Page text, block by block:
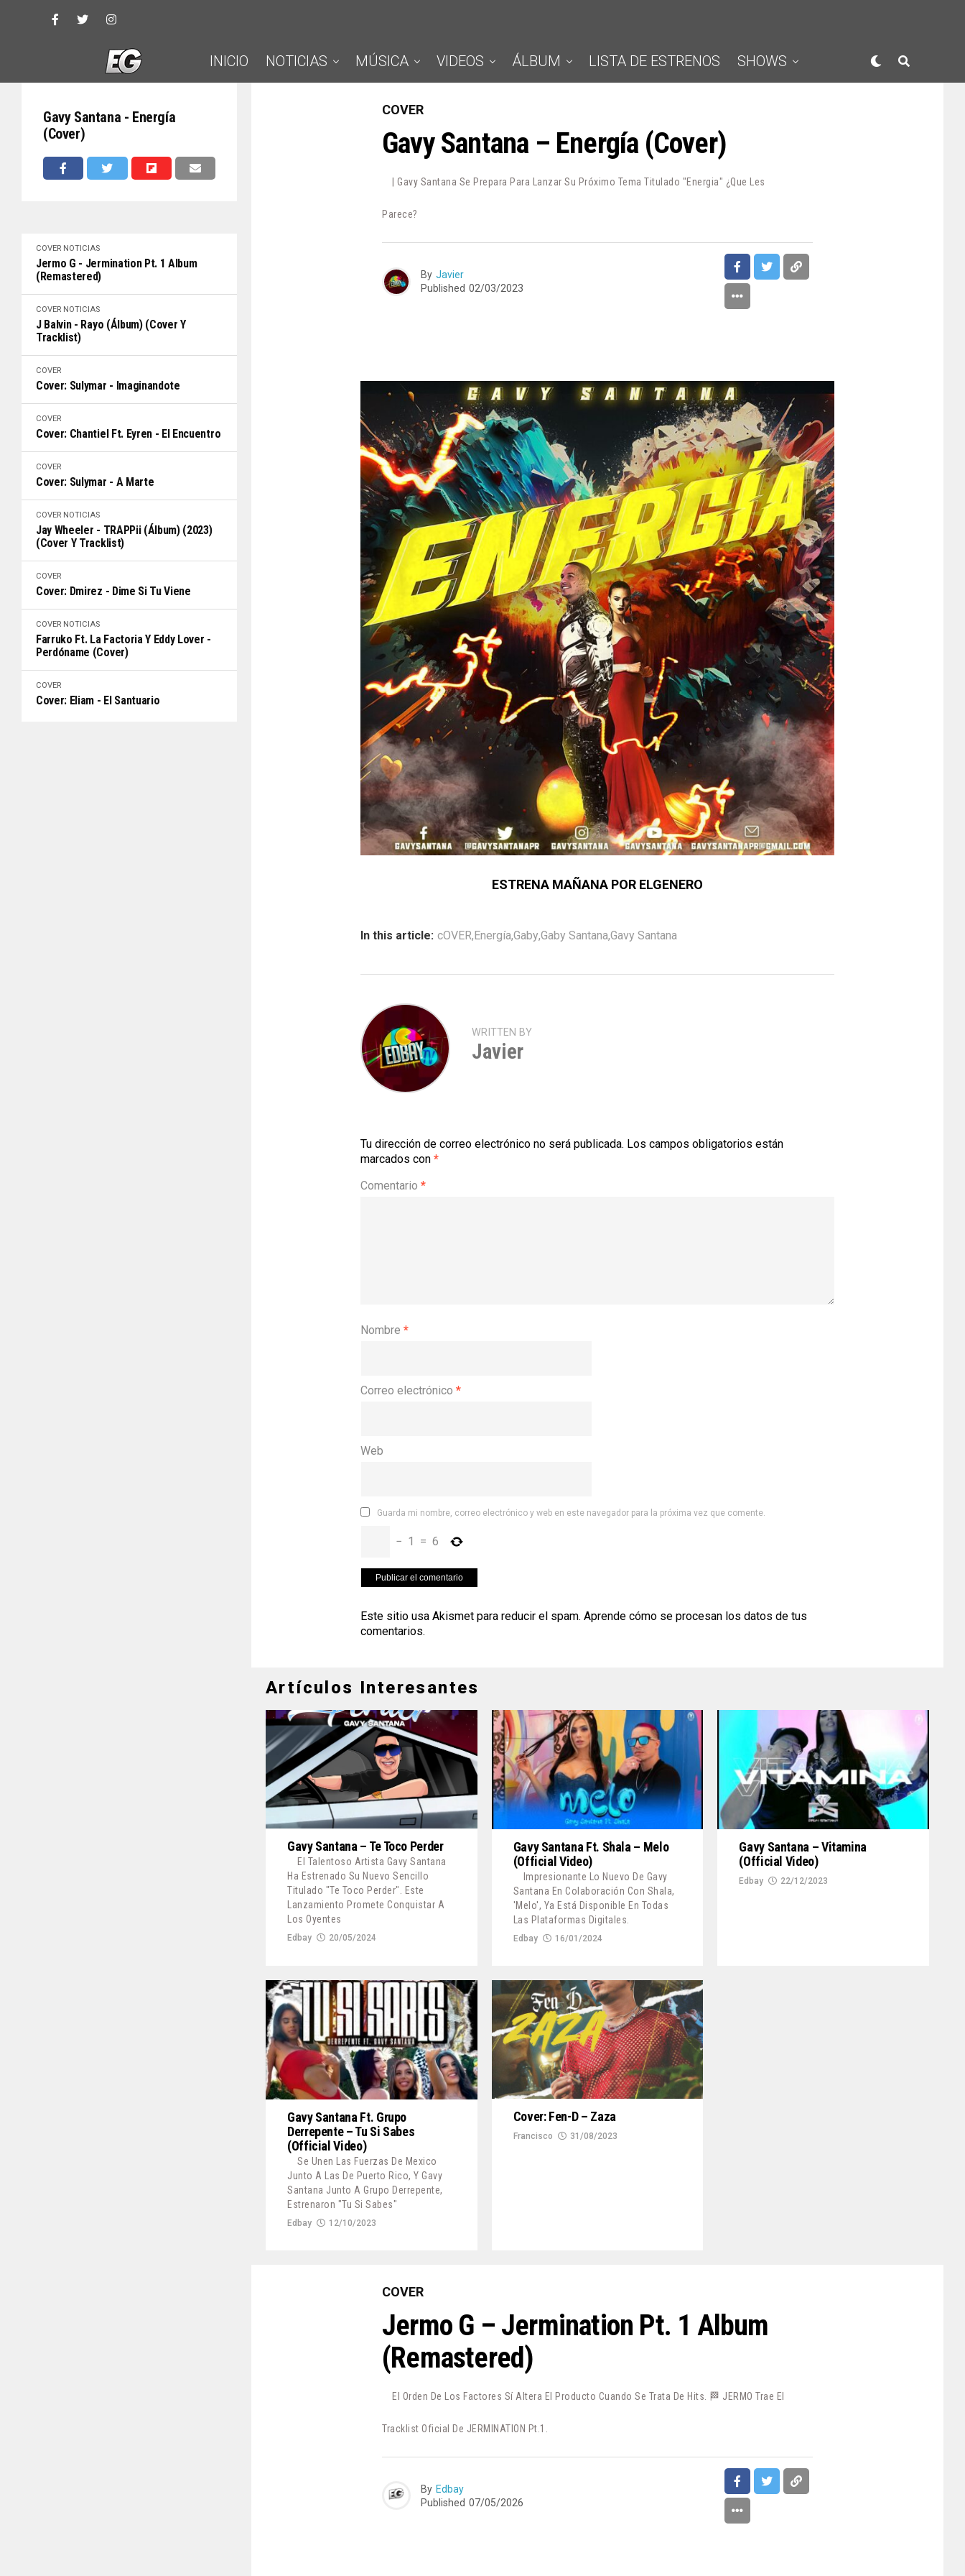
INICIO NOTICIAS MÚSICA VIDEOS ÁLBUM LISTA DE ESTRENOS SHOWS
Gavy Santana - Energía
(Cover)
COVER NOTICIAS
Jermo G - Jermination Pt. 1 Album
(Remastered)
COVER NOTICIAS
J Balvin - Rayo (Álbum) (Cover Y
Tracklist)
COVER
Cover: Sulymar - Imaginandote
COVER
Cover: Chantiel Ft. Eyren - El Encuentro
COVER
Cover: Sulymar - A Marte
COVER NOTICIAS
Jay Wheeler - TRAPPii (Álbum) (2023)
(Cover Y Tracklist)
COVER
Cover: Dmirez - Dime Si Tu Viene
COVER NOTICIAS
Farruko Ft. La Factoria Y Eddy Lover -
Perdóname (Cover)
COVER
Cover: Eliam - El Santuario
COVER
Gavy Santana – Energía (Cover)
| Gavy Santana Se Prepara Para Lanzar Su Próximo Tema Titulado "Energia" ¿Que Les
Parece?
By Javier
Published 02/03/2023
ESTRENA MAÑANA POR ELGENERO
In this article: cOVER,Energía,Gaby,Gaby Santana,Gavy Santana
WRITTEN BY
Javier
Tu dirección de correo electrónico no será publicada. Los campos obligatorios están
marcados con *
Comentario *
Nombre *
Correo electrónico *
Web
Guarda mi nombre, correo electrónico y web en este navegador para la próxima vez que comente.
− 1 = 6
Este sitio usa Akismet para reducir el spam. Aprende cómo se procesan los datos de tus
comentarios.
Artículos Interesantes
Gavy Santana – Te Toco Perder
El Talentoso Artista Gavy Santana
Ha Estrenado Su Nuevo Sencillo
Titulado "Te Toco Perder". Este
Lanzamiento Promete Conquistar A
Los Oyentes
Edbay 20/05/2024
Gavy Santana Ft. Shala – Melo
(Official Video)
Impresionante Lo Nuevo De Gavy
Santana En Colaboración Con Shala,
'Melo', Ya Está Disponible En Todas
Las Plataformas Digitales.
Edbay 16/01/2024
Gavy Santana – Vitamina
(Official Video)
Edbay 22/12/2023
Gavy Santana Ft. Grupo
Derrepente – Tu Si Sabes
(Official Video)
Se Unen Las Fuerzas De Mexico
Junto A Las De Puerto Rico, Y Gavy
Santana Junto A Grupo Derrepente,
Estrenaron "Tu Si Sabes"
Edbay 12/10/2023
Cover: Fen-D – Zaza
Francisco 31/08/2023
COVER
Jermo G – Jermination Pt. 1 Album
(Remastered)
El Orden De Los Factores Sí Altera El Producto Cuando Se Trata De Hits. 🏁 JERMO Trae El
Tracklist Oficial De JERMINATION Pt.1.
By Edbay
Published 07/05/2026